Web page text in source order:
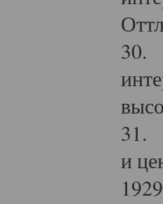
30.
31.
и